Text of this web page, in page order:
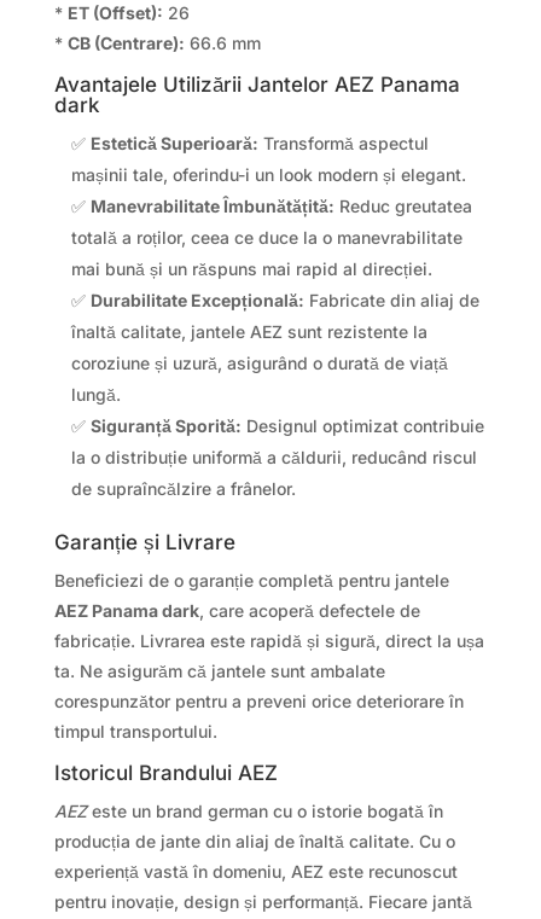
* ET (Offset): 26
* CB (Centrare): 66.6 mm
Avantajele Utilizării Jantelor AEZ Panama
dark
✅ Estetică Superioară: Transformă aspectul
mașinii tale, oferindu-i un look modern și elegant.
✅ Manevrabilitate Îmbunătățită: Reduc greutatea
totală a roților, ceea ce duce la o manevrabilitate
mai bună și un răspuns mai rapid al direcției.
✅ Durabilitate Excepțională: Fabricate din aliaj de
înaltă calitate, jantele AEZ sunt rezistente la
coroziune și uzură, asigurând o durată de viață
lungă.
✅ Siguranță Sporită: Designul optimizat contribuie
la o distribuție uniformă a căldurii, reducând riscul
de supraîncălzire a frânelor.
Garanție și Livrare
Beneficiezi de o garanție completă pentru jantele
AEZ Panama dark, care acoperă defectele de
fabricație. Livrarea este rapidă și sigură, direct la ușa
ta. Ne asigurăm că jantele sunt ambalate
corespunzător pentru a preveni orice deteriorare în
timpul transportului.
Istoricul Brandului AEZ
AEZeste un brand german cu o istorie bogată în
producția de jante din aliaj de înaltă calitate. Cu o
experiență vastă în domeniu, AEZ este recunoscut
pentru inovație, design și performanță. Fiecare jantă